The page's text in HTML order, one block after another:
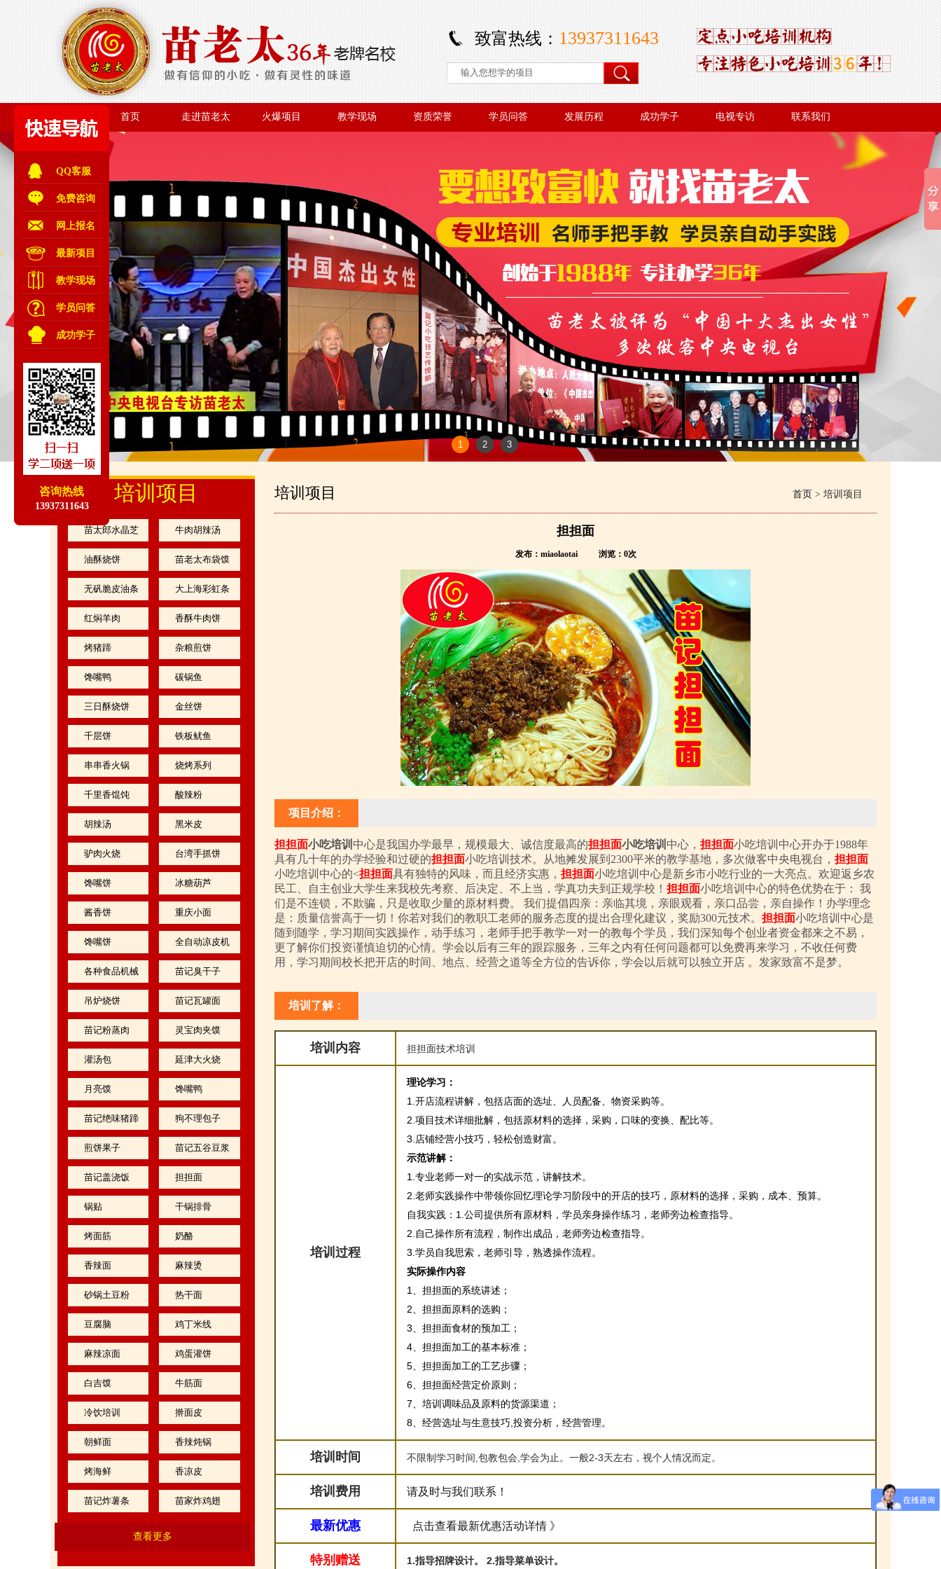
致富热线：13937311643
首页 走进苗老太 火爆项目 教学现场 资质荣誉 学员问答 发展历程 成功学子 电视专访 联系我们
1 2 3
培训项目
苗太郎水晶芝
麻凉皮
牛肉胡辣汤
油酥烧饼 苗老太布袋馍
无矾脆皮油条 大上海彩虹条
红焖羊肉 香酥牛肉饼
烤猪蹄 杂粮煎饼
馋嘴鸭 碳锅鱼
三日酥烧饼 金丝饼
千层饼 铁板鱿鱼
串串香火锅 烧烤系列
千里香馄饨 酸辣粉
胡辣汤 黑米皮
驴肉火烧 台湾手抓饼
馋嘴饼 冰糖葫芦
酱香饼 重庆小面
馋嘴饼 全自动凉皮机
各种食品机械 苗记臭干子
吊炉烧饼 苗记瓦罐面
苗记粉蒸肉 灵宝肉夹馍
灌汤包 延津大火烧
月亮馍 馋嘴鸭
苗记绝味猪蹄 狗不理包子
煎饼果子 苗记五谷豆浆
苗记盖浇饭 担担面
锅贴 干锅排骨
烤面筋 奶酪
香辣面 麻辣烫
砂锅土豆粉 热干面
豆腐脑 鸡丁米线
麻辣凉面 鸡蛋灌饼
白吉馍 牛筋面
冷饮培训 擀面皮
朝鲜面 香辣炖锅
烤海鲜 香凉皮
苗记炸薯条 苗家炸鸡翅
查看更多
培训项目 首页 > 培训项目
担担面
发布：miaolaotai 浏览：0次
项目介绍：
担担面小吃培训 中心是我国办学最早，规模最大、诚信度最高的担担面小吃培训 中心， 担担面小吃培训中心开办于1988年
具有几十年的办学经验和过硬的担担面小吃培训技术。从地摊发展到2300平米的教学基地，多次做客中央电视台， 担担面
小吃培训中心的<担担面具有独特的风味，而且经济实惠， 担担面小吃培训中心是新乡市小吃行业的一大亮点。欢迎返乡农
民工、自主创业大学生来我校先考察、后决定、不上当，学真功夫到正规学校！ 担担面小吃培训中心的特色优势在于： 我
们是不连锁，不欺骗，只是收取少量的原材料费。 我们提倡四亲：亲临其境，亲眼观看，亲口品尝，亲自操作！办学理念
是：质量信誉高于一切！你若对我们的教职工老师的服务态度的提出合理化建议，奖励300元技术。 担担面小吃培训中心是
随到随学，学习期间实践操作，动手练习，老师手把手教学一对一的教每个学员，我们深知每个创业者资金都来之不易，
更了解你们投资谨慎迫切的心情。学会以后有三年的跟踪服务，三年之内有任何问题都可以免费再来学习，不收任何费
用，学习期间校长把开店的时间、地点、经营之道等全方位的告诉你，学会以后就可以独立开店 。发家致富不是梦。
培训了解：
培训内容 担担面技术培训
培训过程
理论学习：
1.开店流程讲解，包括店面的选址、人员配备、物资采购等。
2.项目技术详细批解，包括原材料的选择，采购，口味的变换、配比等。
3.店铺经营小技巧，轻松创造财富。
示范讲解：
1.专业老师一对一的实战示范，讲解技术。
2.老师实践操作中带领你回忆理论学习阶段中的开店的技巧，原材料的选择，采购，成本、预算。
自我实践：1.公司提供所有原材料，学员亲身操作练习，老师旁边检查指导。
2.自己操作所有流程，制作出成品，老师旁边检查指导。
3.学员自我思索，老师引导，熟透操作流程。
实际操作内容
1、担担面的系统讲述；
2、担担面原料的选购；
3、担担面食材的预加工；
4、担担面加工的基本标准；
5、担担面加工的工艺步骤；
6、担担面经营定价原则；
7、培训调味品及原料的货源渠道；
8、经营选址与生意技巧,投资分析，经营管理。
培训时间 不限制学习时间,包教包会,学会为止。一般2-3天左右，视个人情况而定。
培训费用 请及时与我们联系！
最新优惠 点击查看最新优惠活动详情 》
特别赠送 1.指导招牌设计。 2.指导菜单设计。
QQ客服
免费咨询
网上报名
最新项目
教学现场
学员问答
成功学子
咨询热线
13937311643